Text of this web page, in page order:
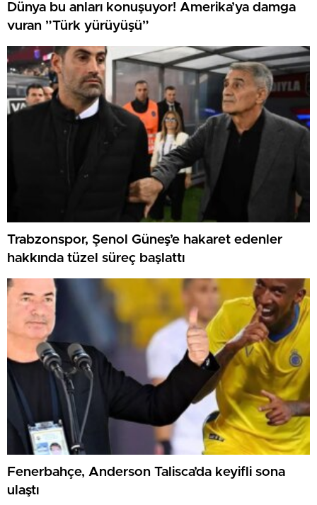
Dünya bu anları konuşuyor! Amerika’ya damga
vuran ”Türk yürüyüşü”
Trabzonspor, Şenol Güneş’e hakaret edenler
hakkında tüzel süreç başlattı
Fenerbahçe, Anderson Talisca’da keyifli sona
ulaştı